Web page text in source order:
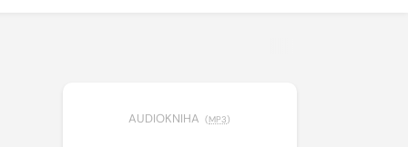
AUDIOKNIHA (MP3)